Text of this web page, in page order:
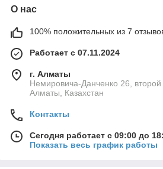
О нас
100% положительных из 7
Работает с 07.11.2024
г. Алматы
Немировича-Данченко 26,
Алматы, Казахстан
Контакты
Сегодня работает с 09:00 до
Показать весь график работы